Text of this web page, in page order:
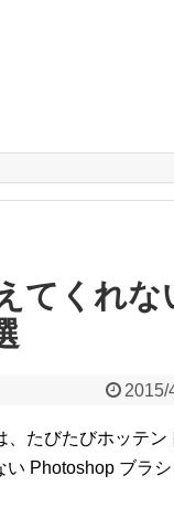
てくれな
2015/
たびたびホッテン
Photoshop ブラシ